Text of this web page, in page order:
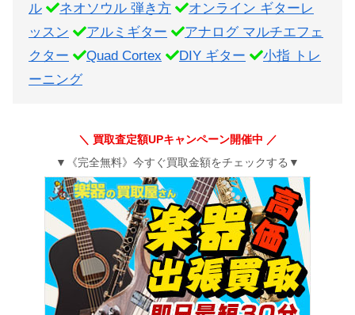
ル
ネオソウル 弾き方
オンライン ギターレ
ッスン
アルミギター
アナログ マルチエフェ
クター
Quad Cortex DIY ギター
小指 トレ
ーニング
＼ 買取査定額UPキャンペーン開催中 ／
▼《完全無料》今すぐ買取金額をチェックする▼